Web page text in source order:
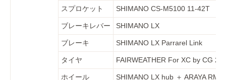
スプロケット SHIMANO CS-M5100 11-42T
ブレーキレバー SHIMANO LX
ブレーキ SHIMANO LX Parrarel Link
タイヤ FAIRWEATHER For XC by CG 26
ホイール SHIMANO LX hub ＋ ARAYA RM-